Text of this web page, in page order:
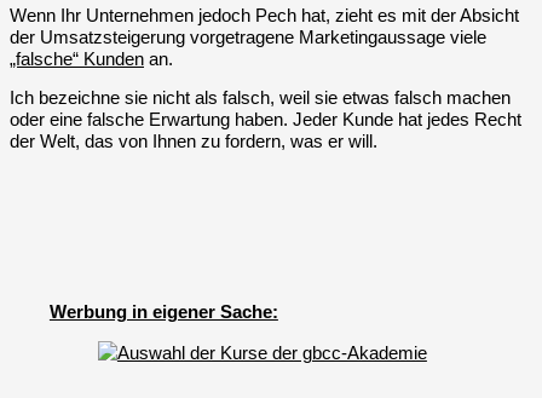
Wenn Ihr Unternehmen jedoch Pech hat, zieht es mit der Absicht
der Umsatzsteigerung vorgetragene Marketingaussage viele
„falsche“ Kunden an.
Ich bezeichne sie nicht als falsch, weil sie etwas falsch machen
oder eine falsche Erwartung haben. Jeder Kunde hat jedes Recht
der Welt, das von Ihnen zu fordern, was er will.
Werbung in eigener Sache: